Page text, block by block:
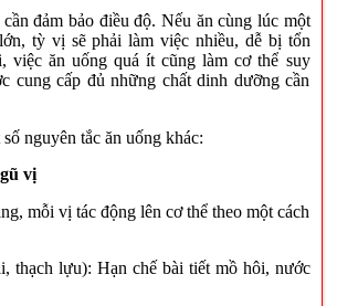
đảm bảo điều độ. Nếu ăn cùng lúc một
tỳ vị sẽ phải làm việc nhiều, dễ bị tổn
việc ăn uống quá ít cũng làm cơ thể suy
cung cấp đủ những chất dinh dưỡng cần
nguyên tắc ăn uống khác:
vị
mỗi vị tác động lên cơ thể theo một cách
lựu): Hạn chế bài tiết mồ hôi, nước